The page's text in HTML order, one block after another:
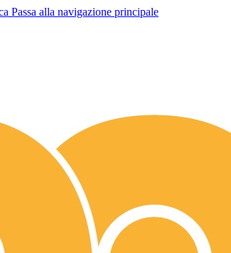
Passa alla navigazione principale